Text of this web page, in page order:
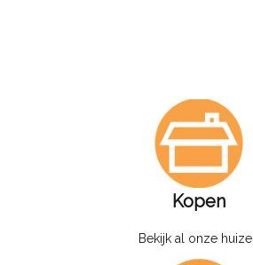
Kopen
Bekijk al onze